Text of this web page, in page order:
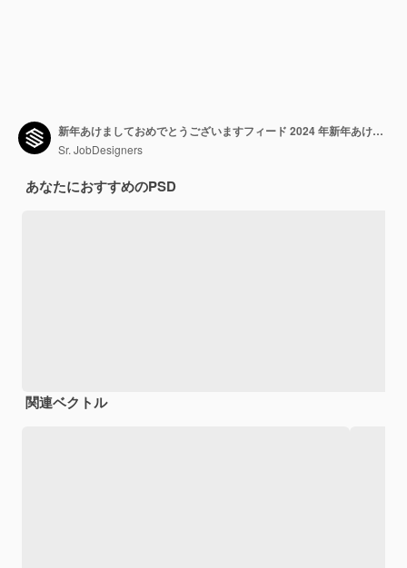
新年あけましておめでとうございますフィード 2024 年新年あけましておめでとうございます
Sr. JobDesigners
あなたにおすすめのPSD
関連ベクトル